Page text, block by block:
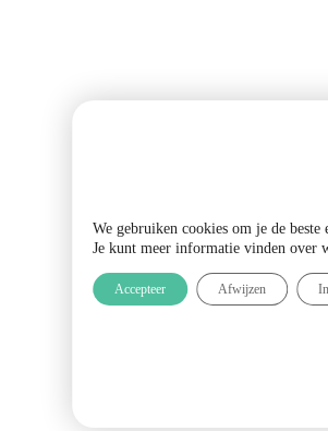
We gebruiken cookies om je de
Je kunt meer informatie vinden over
Accepteer Afwijzen